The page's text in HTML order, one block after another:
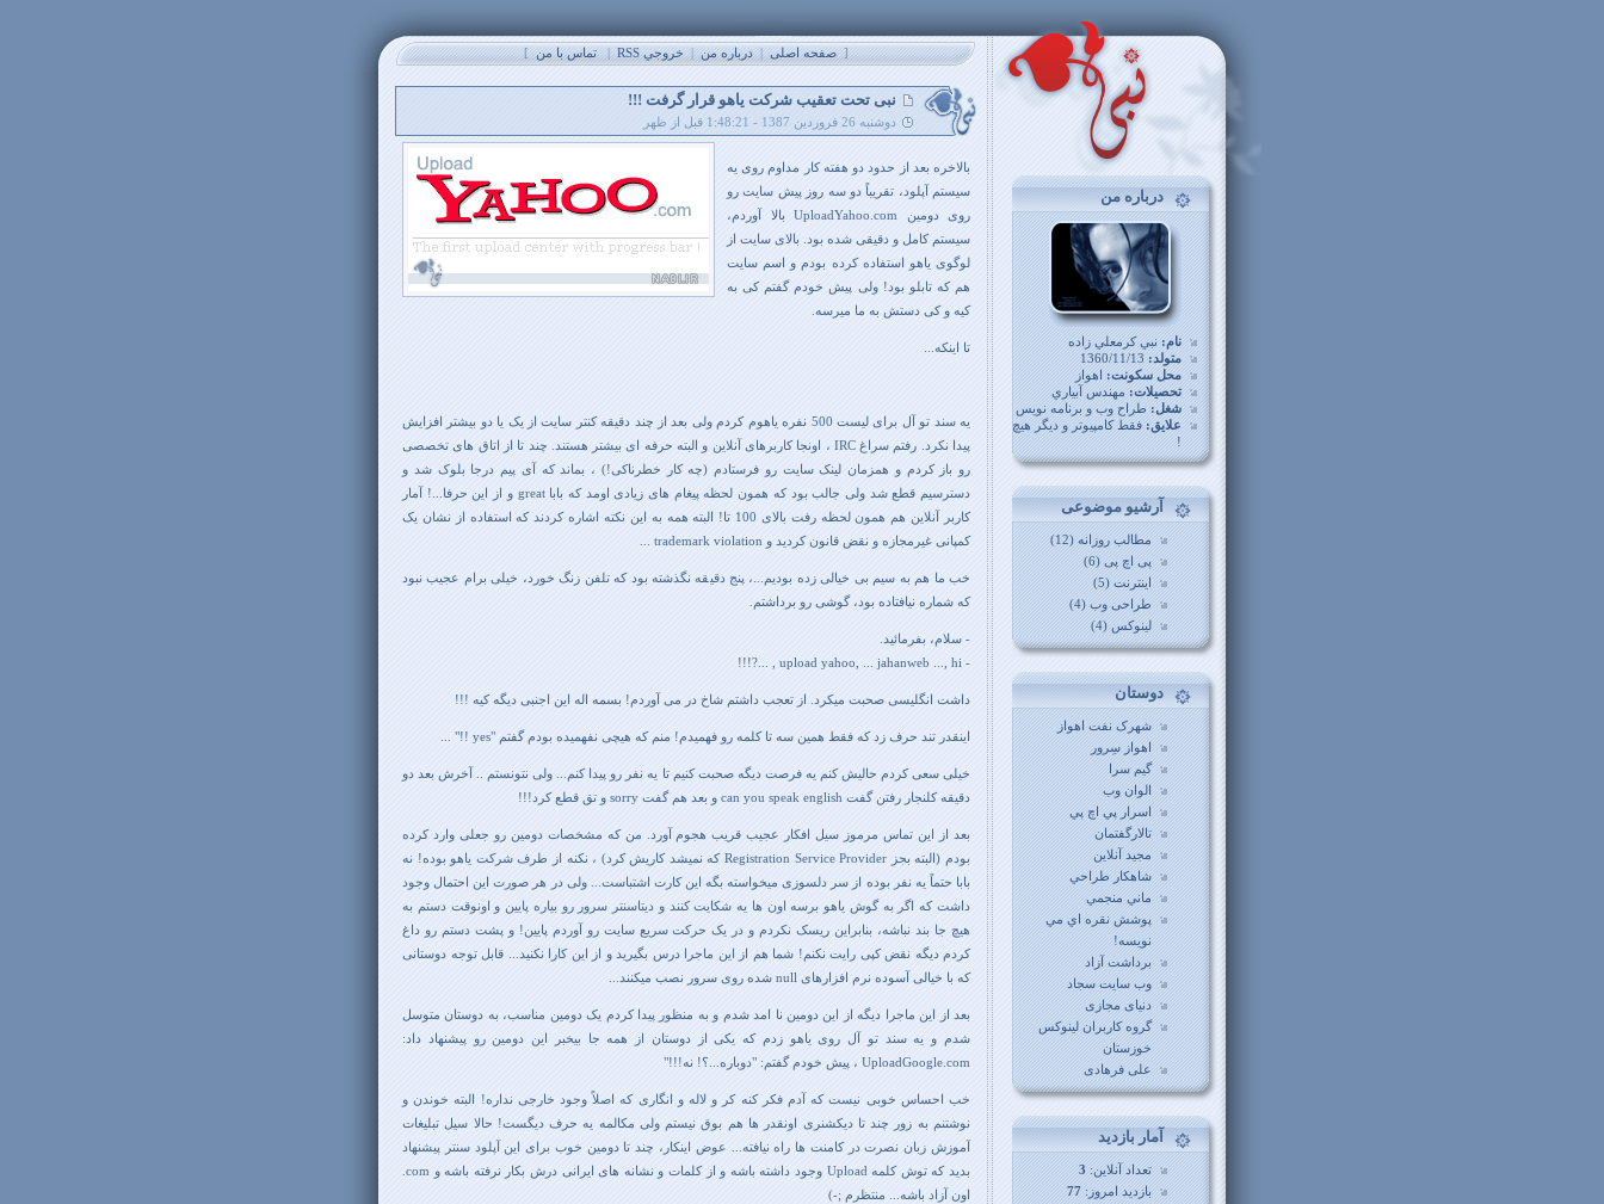
[صفحه اصلی|درباره من|خروجي RSS |تماس با من]
درباره من
نام:نبي کرمعلي زاده
متولد: 1360/11/13
محل سکونت:اهواز
تحصيلات:مهندس آبياري
شغل:طراح وب و برنامه نويس
علايق:فقط کامپيوتر و دیگر هیچ
!
آرشیو موضوعی
مطالب روزانه (12)
پی اچ پی (6)
اینترنت (5)
طراحی وب (4)
لینوکس (4)
دوستان
شهرک نفت اهواز
اهواز سِرور
گيم سرا
الوان وب
اسرار پي اچ پي
تالارگفتمان
مجید آنلاین
شاهکار طراحي
ماني منجمي
پوشش نقره اي مي
نويسه!
برداشت آزاد
وب سايت سجاد
دنیای مجازی
گروه کاربران لینوکس
خوزستان
علی فرهادی
آمار بازديد
تعداد آنلاین:3
بازدید امروز:77
نبی تحت تعقیب شرکت یاهو قرار گرفت !!!
دوشنبه 26 فروردین 1387 - 1:48:21 قبل از ظهر
بالاخره بعد از حدود دو هفته کار مداوم روی یه
سیستم آپلود، تقریباً دو سه روز پیش سایت رو
روی دومین UploadYahoo.com بالا آوردم،
سیستم کامل و دقیقی شده بود. بالای سایت از
لوگوی یاهو استفاده کرده بودم و اسم سایت
هم که تابلو بود! ولی پیش خودم گفتم کی به
کیه و کی دستش به ما میرسه.
تا اینکه...
یه سند تو آل برای لیست 500 نفره یاهوم کردم ولی بعد از چند دقیقه کنتر سایت از یک یا دو بیشتر افزایش
پیدا نکرد. رفتم سراغIRC ، اونجا کاربرهای آنلاین و البته حرفه ای بیشتر هستند. چند تا از اتاق های تخصصی
رو باز کردم و همزمان لینک سایت رو فرستادم (چه کار خطرناکی!) ، بماند که آی پیم درجا بلوک شد و
دسترسیم قطع شد ولی جالب بود که همون لحظه پیغام های زیادی اومد که بابا great
و از این حرفا...! آمار
کاربر آنلاین هم همون لحظه رفت بالای 100 تا! البته همه به این نکته اشاره کردند که استفاده از نشان یک
کمپانی غیرمجازه و نقض قانون کردید و trademark violation ...
خب ما هم به سیم بی خیالی زده بودیم...، پنج دقیقه نگذشته بود که تلفن زنگ خورد، خیلی برام عجیب نبود
که شماره نیافتاده بود، گوشی رو برداشتم.
- سلام، بفرمائید.
- upload yahoo, ... jahanweb ..., hi , ...?!!!
داشت انگلیسی صحبت میکرد. از تعجب داشتم شاخ در می آوردم! بسمه اله این اجنبی دیگه کیه !!!
اینقدر تند حرف زد که فقط همین سه تا کلمه رو فهمیدم! منم که هیچی نفهمیده بودم گفتم "yes !!"
خیلی سعی کردم حالیش کنم یه فرصت دیگه صحبت کنیم تا یه نفر رو پیدا کنم... ولی نتونستم .. آخرش بعد دو
دقیقه کلنجار رفتن گفت can you speak english و بعد هم گفت sorry و تق قطع کرد!!!
بعد از این تماس مرموز سیل افکار عجیب قریب هجوم آورد. من که مشخصات دومین رو جعلی وارد کرده
بودم (البته بجز Registration Service Provider
که نمیشد کاریش کرد) ، نکنه از طرف شرکت یاهو بوده! نه
بابا حتماً یه نفر بوده از سر دلسوزی میخواسته بگه این کارت اشتباست... ولی در هر صورت این احتمال وجود
داشت که اگر به گوش یاهو برسه اون ها یه شکایت کنند و دیتاسنتر سرور رو بیاره پایین و اونوقت دستم به
هیچ جا بند نباشه، بنابراین ریسک نکردم و در یک حرکت سریع سایت رو آوردم پایین! و پشت دستم رو داغ
کردم دیگه نقض کپی رایت نکنم! شما هم از این ماجرا درس بگیرید و از این کارا نکنید... قابل توجه دوستانی
که با خیالی آسوده نرم افزارهای null شده روی سرور نصب میکنند...
بعد از این ماجرا دیگه از این دومین نا امد شدم و به منظور پیدا کردم یک دومین مناسب، به دوستان متوسل
شدم و یه سند تو آل روی یاهو زدم که یکی از دوستان از همه جا بیخبر این دومین رو پیشنهاد داد:
UploadGoogle.com ، پیش خودم گفتم: "دوباره...؟! نه!!!"
خب احساس خوبی نیست که آدم فکر کنه کر و لاله و انگاری که اصلاً وجود خارجی نداره! البته خوندن و
نوشتنم به زور چند تا دیکشنری اونقدر ها هم بوق نیستم ولی مکالمه یه حرف دیگست! حالا سیل تبلیغات
آموزش زبان نصرت در کامنت ها راه نیافته... عوض اینکار، چند تا دومین خوب برای این آپلود سنتر پیشنهاد
بدید که توش کلمه Upload وجود داشته باشه و از کلمات و نشانه های ایرانی درش بکار نرفته باشه و com.
اون آزاد باشه... منتظرم ;-)